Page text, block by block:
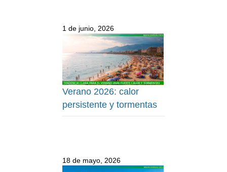
1 de junio, 2026
Verano 2026: calor
persistente y tormentas
18 de mayo, 2026